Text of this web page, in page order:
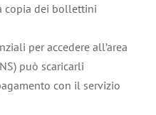
copia dei bollettini
per accedere all’area
può scaricarli
con il servizio